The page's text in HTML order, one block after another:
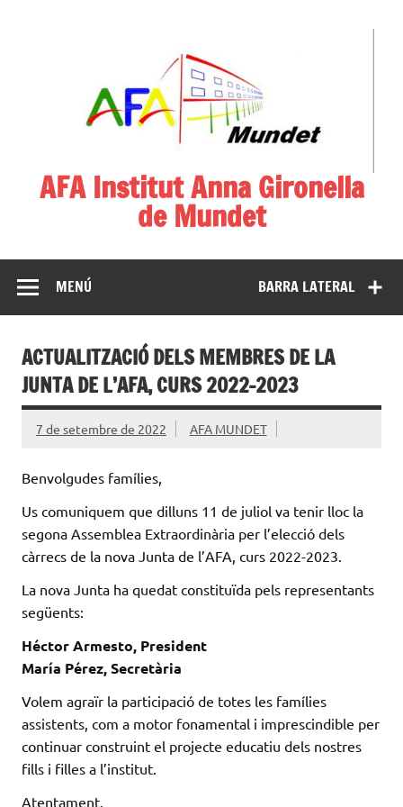
AFA Institut Anna Gironella
de Mundet
BARRA LATERAL
MENÚ
ACTUALITZACIÓ DELS MEMBRES DE LA
JUNTA DE L’AFA, CURS 2022-2023
7 de setembre de 2022 AFA MUNDET
Benvolgudes famílies,
Us comuniquem que dilluns 11 de juliol va tenir lloc la
segona Assemblea Extraordinària per l’elecció dels
càrrecs de la nova Junta de l’AFA, curs 2022-2023.
La nova Junta ha quedat constituïda pels representants
següents:
Héctor Armesto, President
María Pérez, Secretària
Volem agraïr la participació de totes les famílies
assistents, com a motor fonamental i imprescindible per
continuar construint el projecte educatiu dels nostres
fills i filles a l’institut.
Atentament,